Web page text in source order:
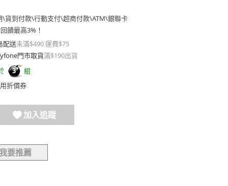
\貨到付款\行動支付\超商付款\ATM\銀聯卡
饋最高3%！
配送未滿$490 運費$75
門市取貨滿$190出貨
3
組
折價券
加入追蹤
要推薦